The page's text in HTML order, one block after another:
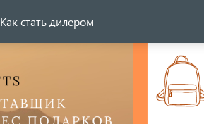
Как стать дилером